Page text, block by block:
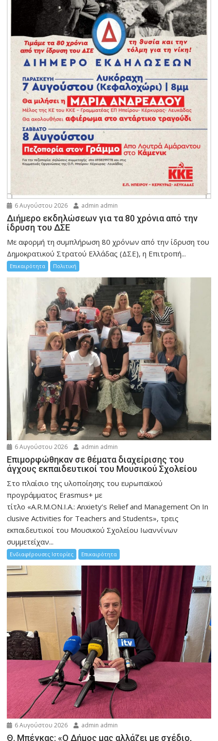
6 Αυγούστου 2026 admin admin
Διήμερο εκδηλώσεων για τα 80 χρόνια από την
ίδρυση του ΔΣΕ
Με αφορμή τη συμπλήρωση 80 χρόνων από την ίδρυση του
Δημοκρατικού Στρατού Ελλάδας (ΔΣΕ), η Επιτροπή...
Επικαιρότητα Πολιτική
6 Αυγούστου 2026 admin admin
Eπιμορφώθηκαν σε θέματα διαχείρισης του
άγχους εκπαιδευτικοί του Μουσικού Σχολείου
Στο πλαίσιο της υλοποίησης του ευρωπαϊκού
προγράμματος Erasmus+ με
τίτλο «A.R.M.ON.I.A.: Anxiety’s Relief and Management On In
clusive Activities for Teachers and Students», τρεις
εκπαιδευτικοί του Μουσικού Σχολείου Ιωαννίνων
συμμετείχαν...
Ενδιαφέρουσες Ιστορίες Επικαιρότητα
6 Αυγούστου 2026 admin admin
Θ. Μπέγκας: «Ο Δήμος μας αλλάζει με σχέδιο,